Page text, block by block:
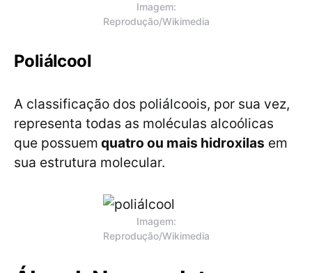
Imagem:
Reprodução/Wikimedia
Poliálcool
A classificação dos poliálcoois, por sua vez,
representa todas as moléculas alcoólicas
que possuem quatro ou mais hidroxilas em
sua estrutura molecular.
Imagem:
Reprodução/Wikimedia